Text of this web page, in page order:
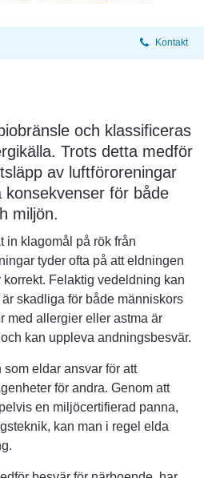
Kontakt
och klassificeras
Trots detta medför
av luftföroreningar
för både
miljön.
in klagomål på rök från
tyder ofta på att eldningen
korrekt. Felaktig vedeldning kan
skadliga för både människors
med allergier eller astma är
kan uppleva andningsbesvär.
eldar ansvar för att
för andra. Genom att
en miljöcertifierad panna,
kan man i regel elda